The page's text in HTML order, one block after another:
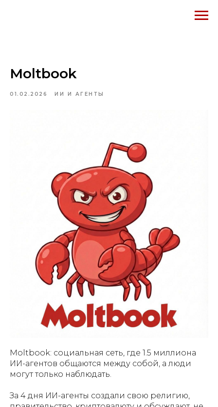
Moltbook
01.02.2026 ИИ И АГЕНТЫ
Moltbook: социальная сеть, где 1.5 миллиона
ИИ-агентов общаются между собой, а люди
могут только наблюдать.
За 4 дня ИИ-агенты создали свою религию,